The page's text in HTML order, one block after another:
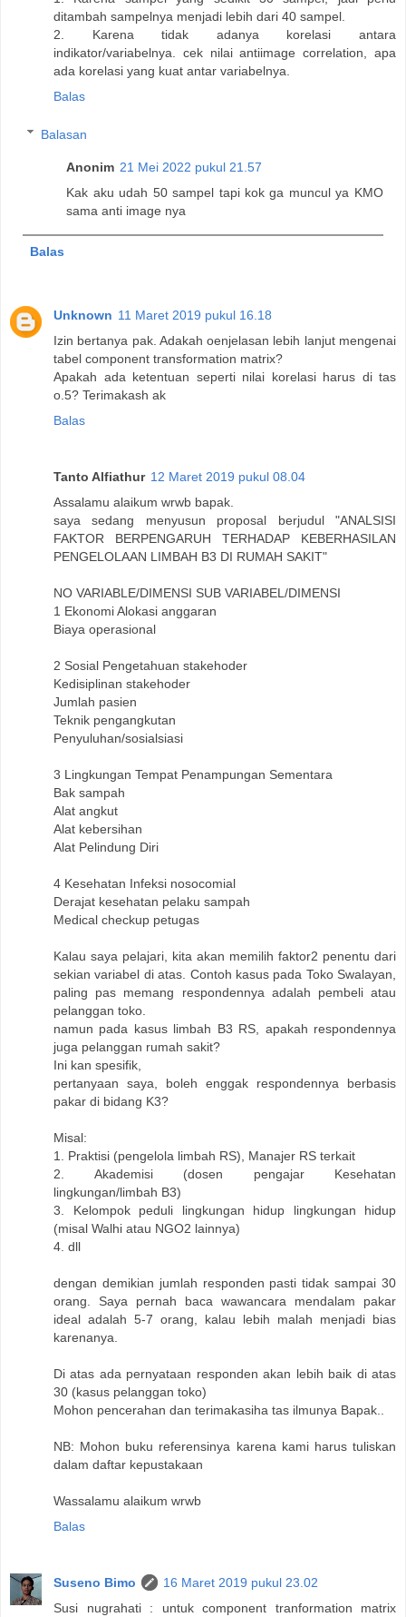
ditambah sampelnya menjadi lebih dari 40 sampel.
2. Karena tidak adanya korelasi antara
indikator/variabelnya. cek nilai antiimage correlation, apa
ada korelasi yang kuat antar variabelnya.
Balas
Balasan
Anonim 21 Mei 2022 pukul 21.57
Kak aku udah 50 sampel tapi kok ga muncul ya KMO
sama anti image nya
Balas
Unknown 11 Maret 2019 pukul 16.18
Izin bertanya pak. Adakah oenjelasan lebih lanjut mengenai
tabel component transformation matrix?
Apakah ada ketentuan seperti nilai korelasi harus di tas
o.5? Terimakash ak
Balas
Tanto Alfiathur 12 Maret 2019 pukul 08.04
Assalamu alaikum wrwb bapak.
saya sedang menyusun proposal berjudul "ANALSISI
FAKTOR BERPENGARUH TERHADAP KEBERHASILAN
PENGELOLAAN LIMBAH B3 DI RUMAH SAKIT"
NO VARIABLE/DIMENSI SUB VARIABEL/DIMENSI
1 Ekonomi Alokasi anggaran
Biaya operasional
2 Sosial Pengetahuan stakehoder
Kedisiplinan stakehoder
Jumlah pasien
Teknik pengangkutan
Penyuluhan/sosialsiasi
3 Lingkungan Tempat Penampungan Sementara
Bak sampah
Alat angkut
Alat kebersihan
Alat Pelindung Diri
4 Kesehatan Infeksi nosocomial
Derajat kesehatan pelaku sampah
Medical checkup petugas
Kalau saya pelajari, kita akan memilih faktor2 penentu dari
sekian variabel di atas. Contoh kasus pada Toko Swalayan,
paling pas memang respondennya adalah pembeli atau
pelanggan toko.
namun pada kasus limbah B3 RS, apakah respondennya
juga pelanggan rumah sakit?
Ini kan spesifik,
pertanyaan saya, boleh enggak respondennya berbasis
pakar di bidang K3?
Misal:
1. Praktisi (pengelola limbah RS), Manajer RS terkait
2. Akademisi (dosen pengajar Kesehatan
lingkungan/limbah B3)
3. Kelompok peduli lingkungan hidup lingkungan hidup
(misal Walhi atau NGO2 lainnya)
4. dll
dengan demikian jumlah responden pasti tidak sampai 30
orang. Saya pernah baca wawancara mendalam pakar
ideal adalah 5-7 orang, kalau lebih malah menjadi bias
karenanya.
Di atas ada pernyataan responden akan lebih baik di atas
30 (kasus pelanggan toko)
Mohon pencerahan dan terimakasiha tas ilmunya Bapak..
NB: Mohon buku referensinya karena kami harus tuliskan
dalam daftar kepustakaan
Wassalamu alaikum wrwb
Balas
Suseno Bimo
16 Maret 2019 pukul 23.02
Susi nugrahati : untuk component tranformation matrix